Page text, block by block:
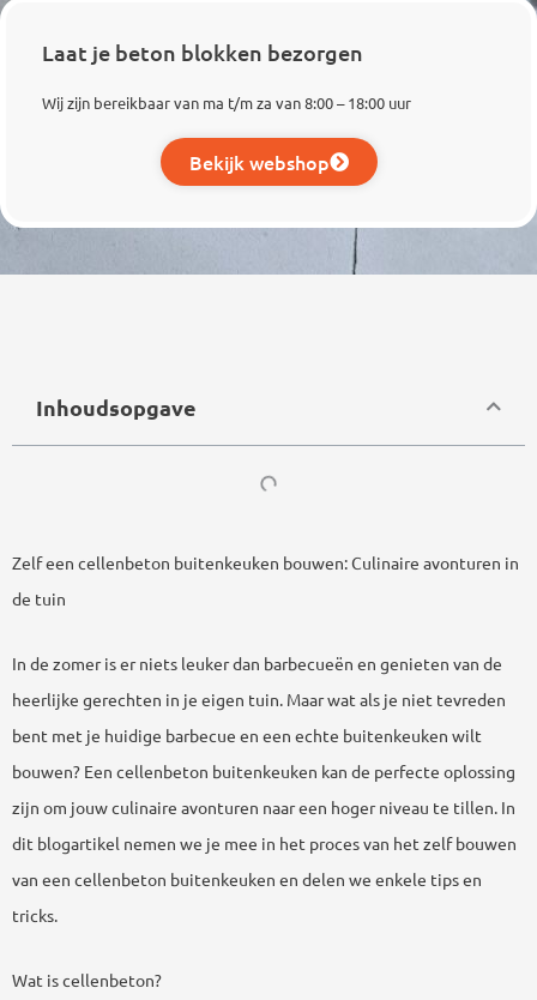
Laat je beton blokken bezorgen
Wij zijn bereikbaar van ma t/m za van 8:00 – 18:00 uur
Bekijk webshop
Inhoudsopgave
Zelf een cellenbeton buitenkeuken bouwen: Culinaire avonturen in
de tuin
In de zomer is er niets leuker dan barbecueën en genieten van de
heerlijke gerechten in je eigen tuin. Maar wat als je niet tevreden
bent met je huidige barbecue en een echte buitenkeuken wilt
bouwen? Een cellenbeton buitenkeuken kan de perfecte oplossing
zijn om jouw culinaire avonturen naar een hoger niveau te tillen. In
dit blogartikel nemen we je mee in het proces van het zelf bouwen
van een cellenbeton buitenkeuken en delen we enkele tips en
tricks.
Wat is cellenbeton?